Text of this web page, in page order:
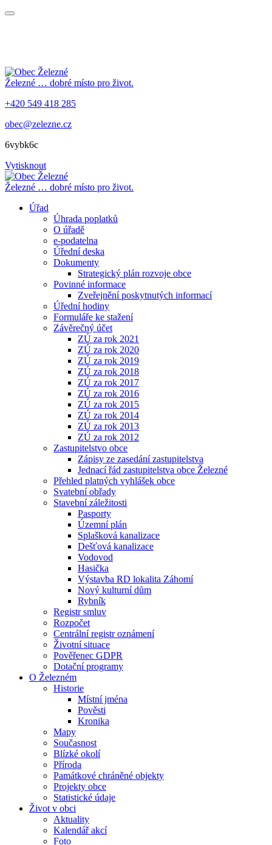
Železné … dobré místo pro život.
+420 549 418 285
obec@zelezne.cz
6vybk6c
Vytisknout
Železné … dobré místo pro život.
Úřad
Úhrada poplatků
O úřadě
e-podatelna
Úřední deska
Dokumenty
Strategický plán rozvoje obce
Povinné informace
Zveřejnění poskytnutých informací
Úřední hodiny
Formuláře ke stažení
Závěrečný účet
ZÚ za rok 2021
ZÚ za rok 2020
ZÚ za rok 2019
ZÚ za rok 2018
ZÚ za rok 2017
ZÚ za rok 2016
ZÚ za rok 2015
ZÚ za rok 2014
ZÚ za rok 2013
ZÚ za rok 2012
Zastupitelstvo obce
Zápisy ze zasedání zastupitelstva
Jednací řád zastupitelstva obce Železné
Přehled platných vyhlášek obce
Svatební obřady
Stavební záležitosti
Pasporty
Územní plán
Splašková kanalizace
Dešťová kanalizace
Vodovod
Hasička
Výstavba RD lokalita Záhomí
Nový kulturní dům
Rybník
Registr smluv
Rozpočet
Centrální registr oznámení
Životní situace
Pověřenec GDPR
Dotační programy
O Železném
Historie
Místní jména
Pověsti
Kronika
Mapy
Současnost
Blízké okolí
Příroda
Památkové chráněné objekty
Projekty obce
Statistické údaje
Život v obci
Aktuality
Kalendář akcí
Foto